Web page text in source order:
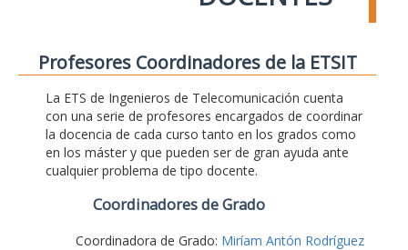
Profesores Coordinadores de la ETSIT
La ETS de Ingenieros de Telecomunicación cuenta
con una serie de profesores encargados de coordinar
la docencia de cada curso tanto en los grados como
en los máster y que pueden ser de gran ayuda ante
cualquier problema de tipo docente.
Coordinadores de Grado
Coordinadora de Grado: Miríam Antón Rodríguez